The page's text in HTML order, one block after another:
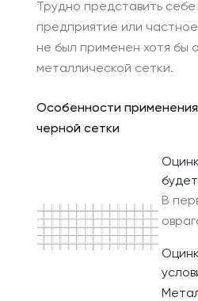
Трудно представить
предприятие или
не был применен хотя бы
металлической сетки.
Особенности
черной сетки
В